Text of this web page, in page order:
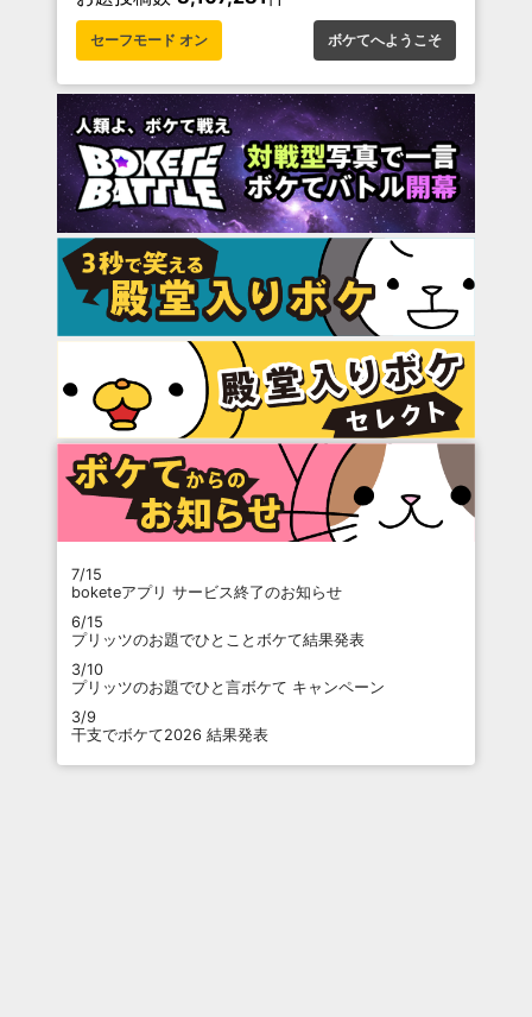
セーフモード オン ボケてへようこそ
7/15
boketeアプリ サービス終了のお知らせ
6/15
プリッツのお題でひとことボケて結果発表
3/10
プリッツのお題でひと言ボケて キャンペーン
3/9
干支でボケて2026 結果発表